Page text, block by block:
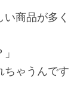
貨
商品が多く
ゃうんです